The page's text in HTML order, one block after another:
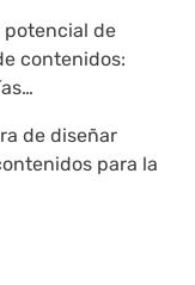
potencial de
contenidos:
de diseñar
para la